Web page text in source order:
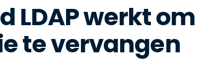
LDAP werkt om
te vervangen